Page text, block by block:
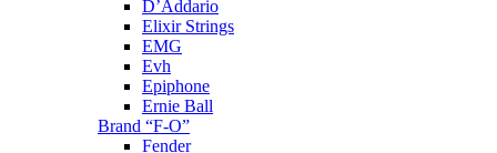
D’Addario
Elixir Strings
EMG
Evh
Epiphone
Ernie Ball
Brand “F-O”
Fender